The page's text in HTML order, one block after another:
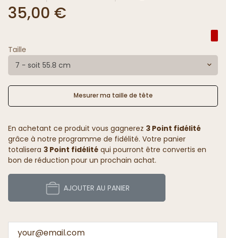
35,00 €
Taille
7 - soit 55.8 cm
Mesurer ma taille de tête
En achetant ce produit vous gagnerez 3 Point fidélité
grâce à notre programme de fidélité. Votre panier
totalisera 3 Point fidélité qui pourront être convertis en
bon de réduction pour un prochain achat.
AJOUTER AU PANIER